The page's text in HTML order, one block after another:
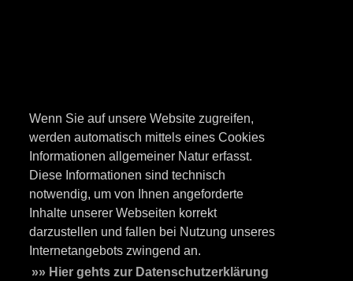
Wenn Sie auf unsere Website zugreifen,
werden automatisch mittels eines Cookies
Informationen allgemeiner Natur erfasst.
Diese Informationen sind technisch
notwendig, um von Ihnen angeforderte
Inhalte unserer Webseiten korrekt
darzustellen und fallen bei Nutzung unseres
Internetangebots zwingend an.
»» Hier gehts zur Datenschutzerklärung